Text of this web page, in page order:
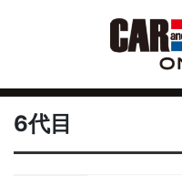
6代目